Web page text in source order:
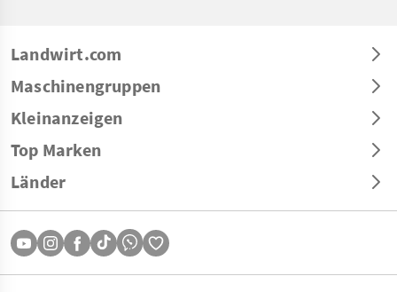
Landwirt.com
Maschinengruppen
Kleinanzeigen
Top Marken
Länder